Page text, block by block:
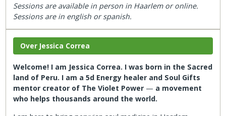
Sessions are available in person in Haarlem or online.
Sessions are in english or spanish.
Over Jessica Correa
Welcome! I am Jessica Correa. I was born in the Sacred
land of Peru. I am a 5d Energy healer and Soul Gifts
mentor creator of The Violet Power — a movement
who helps thousands around the world.